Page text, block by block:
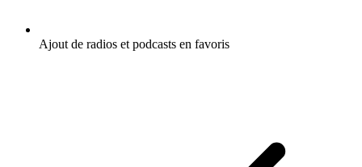
Ajout de radios et podcasts en favoris